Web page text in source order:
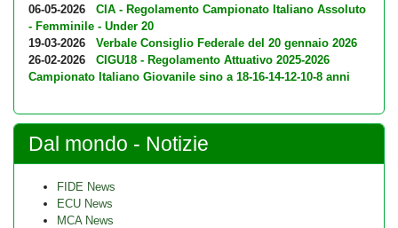
06-05-2026
CIA - Regolamento Campionato Italiano Assoluto
- Femminile - Under 20
19-03-2026
Verbale Consiglio Federale del 20 gennaio 2026
26-02-2026
CIGU18 - Regolamento Attuativo 2025-2026
Campionato Italiano Giovanile sino a 18-16-14-12-10-8 anni
Dal mondo - Notizie
FIDE News
ECU News
MCA News